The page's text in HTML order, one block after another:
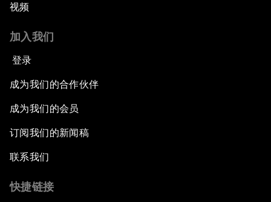
视频
加入我们
登录
成为我们的合作伙伴
成为我们的会员
订阅我们的新闻稿
联系我们
快捷链接